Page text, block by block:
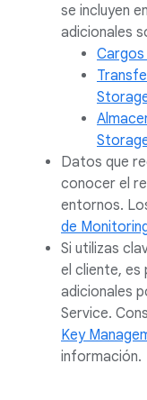
se incluyen
adicionales
Datos que
conocer el
entornos.
de
Si utilizas
el cliente, es
adicionales
Service.
Key
información.